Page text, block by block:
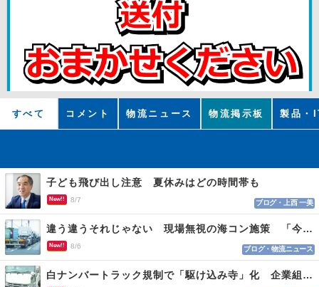
すべて コメント 物流ニュース 物流掲示板 製品・
子ども飛び出し注意 夏休みはどの時間帯も
New!! 8/7 ブログ・上西 一美
違う違うそれじゃない 現場無視の海コン施策 「今でも平均２～３時間は待つ」
New!! 8/6 ブログ・物流ニュース
白ナンバートラック規制で「駆け込み寺」化 企業組合が入会基準を見直しへ